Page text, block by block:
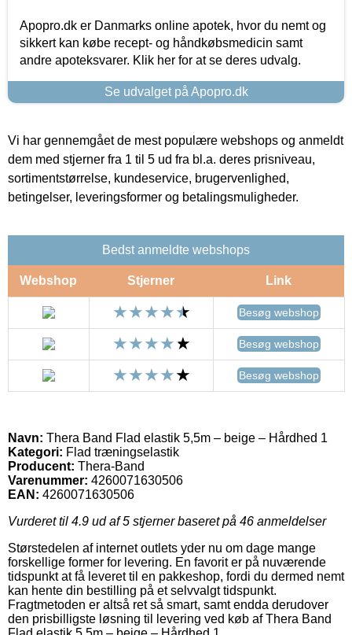
Apopro.dk er Danmarks online apotek, hvor du nemt og
sikkert kan købe recept- og håndkøbsmedicin samt
andre apoteksvarer. Klik her for at se deres udvalg.
Se udvalget på Apopro.dk
Vi har gennemgået de mest populære webshops og anmeldt
dem med stjerner fra 1 til 5 ud fra bl.a. deres prisniveau,
sortimentstørrelse, kundeservice, brugervenlighed,
betingelser, leveringsformer og betalingsmuligheder.
Bedst anmeldte webshops
Webshop Stjerner Link
Besøg webshop
Besøg webshop
Besøg webshop
Navn: Thera Band Flad elastik 5,5m – beige – Hårdhed 1
Kategori: Flad træningselastik
Producent: Thera-Band
Varenummer: 4260071630506
EAN: 4260071630506
Vurderet til 4.9 ud af 5 stjerner baseret på 46 anmeldelser
Størstedelen af internet outlets yder nu om dage mange
forskellige former for levering. En favorit er på nuværende
tidspunkt at få leveret til en pakkeshop, fordi du dermed nemt
kan hente din bestilling på et selvvalgt tidspunkt.
Fragtmetoden er altså ret så smart, samt endda derudover
den prisbilligste løsning til levering ved køb af Thera Band